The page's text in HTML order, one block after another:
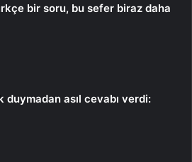
bir soru, bu sefer biraz daha
duymadan asıl cevabı verdi: